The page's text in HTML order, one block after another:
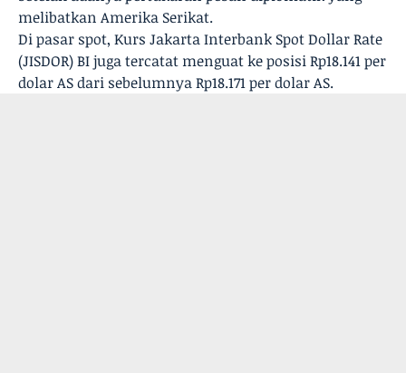
melibatkan Amerika Serikat.
Di pasar spot, Kurs Jakarta Interbank Spot Dollar Rate
(JISDOR) BI juga tercatat menguat ke posisi Rp18.141 per
dolar AS dari sebelumnya Rp18.171 per dolar AS.